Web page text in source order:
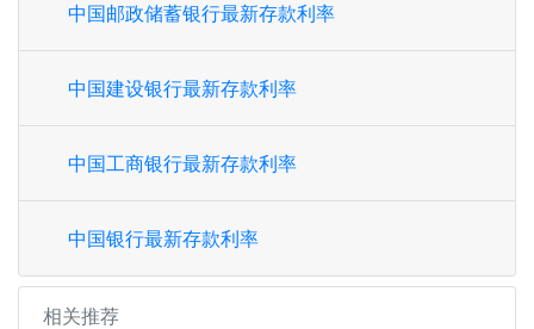
中国邮政储蓄银行最新存款利率
中国建设银行最新存款利率
中国工商银行最新存款利率
中国银行最新存款利率
相关推荐